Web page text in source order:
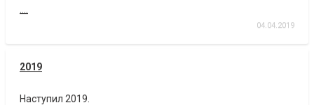
04.04.2019
2019
Наступил 2019.